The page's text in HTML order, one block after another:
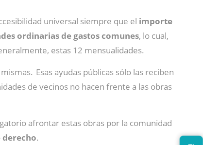
universal siempre que el importe
ordinarias de gastos comunes, lo cual,
estas 12 mensualidades.
Esas ayudas públicas sólo las reciben
de vecinos no hacen frente a las obras
afrontar estas obras por la comunidad
derecho.